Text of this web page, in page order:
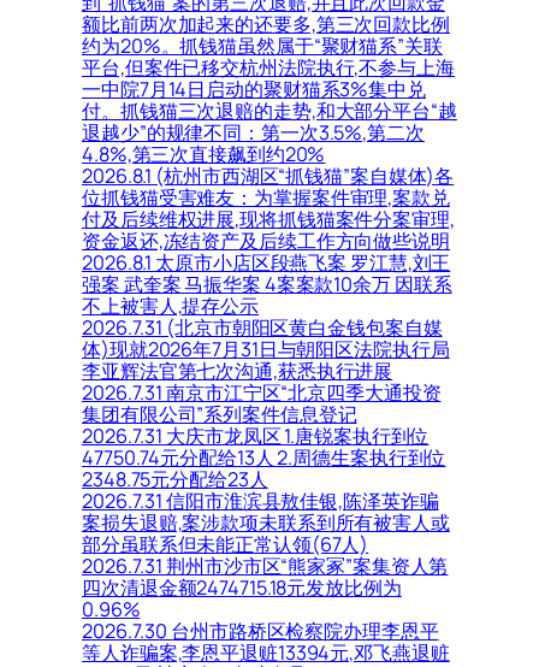
额比前两次加起来的还要多,第三次回款比例
约为20%。抓钱猫虽然属于“聚财猫系”关联
平台,但案件已移交杭州法院执行,不参与上海
一中院7月14日启动的聚财猫系3%集中兑
付。抓钱猫三次退赔的走势,和大部分平台“越
退越少”的规律不同：第一次3.5%,第二次
4.8%,第三次直接飙到约20%
2026.8.1 (杭州市西湖区“抓钱猫”案自媒体)各
位抓钱猫受害难友：为掌握案件审理,案款兑
付及后续维权进展,现将抓钱猫案件分案审理,
资金返还,冻结资产及后续工作方向做些说明
2026.8.1 太原市小店区段燕飞案 罗江慧,刘王
强案 武奎案 马振华案 4案案款10余万 因联系
不上被害人,提存公示
2026.7.31 (北京市朝阳区黄白金钱包案自媒
体)现就2026年7月31日与朝阳区法院执行局
李亚辉法官第七次沟通,获悉执行进展
2026.7.31 南京市江宁区“北京四季大通投资
集团有限公司”系列案件信息登记
2026.7.31 大庆市龙凤区 1.唐锐案执行到位
47750.74元分配给13人 2.周德生案执行到位
2348.75元分配给23人
2026.7.31 信阳市淮滨县敖佳银,陈泽英诈骗
案损失退赔,案涉款项未联系到所有被害人或
部分虽联系但未能正常认领(67人)
2026.7.31 荆州市沙市区“熊家冢”案集资人第
四次清退金额2474715.18元发放比例为
0.96%
2026.7.30 台州市路桥区检察院办理李恩平
等人诈骗案,李恩平退赃13394元,邓飞燕退赃